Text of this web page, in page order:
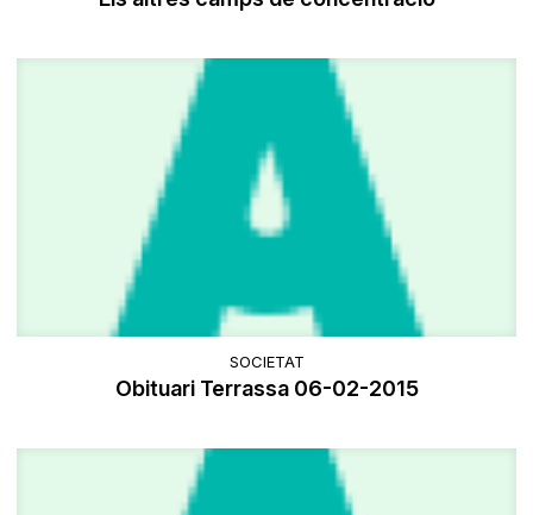
SOCIETAT
Obituari Terrassa 06-02-2015